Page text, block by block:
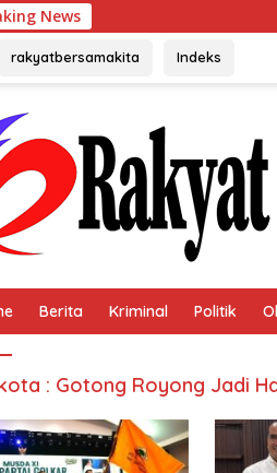
News
rakyatbersamakita Indeks
Berita Kriminal Politik
: Gotong Royong Jadi